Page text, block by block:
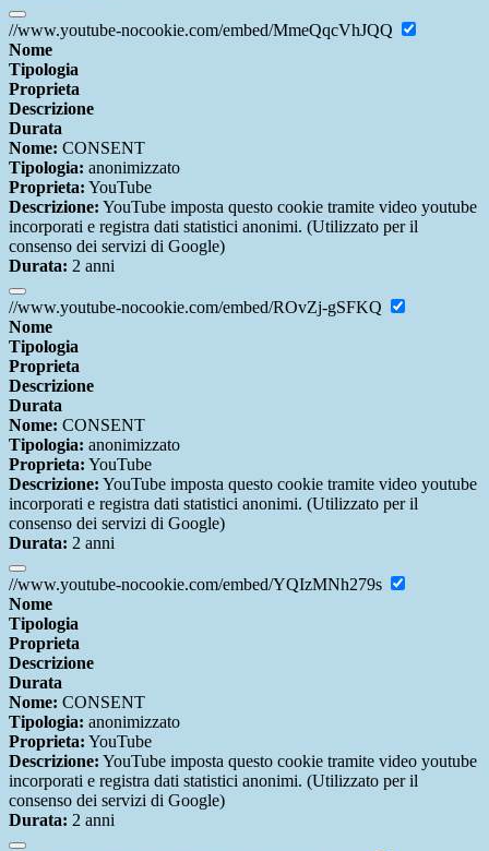
//www.youtube-nocookie.com/embed/MmeQqcVhJQQ
Nome
Tipologia
Proprieta
Descrizione
Durata
Nome: CONSENT
Tipologia: anonimizzato
Proprieta: YouTube
Descrizione: YouTube imposta questo cookie tramite video youtube
incorporati e registra dati statistici anonimi. (Utilizzato per il
consenso dei servizi di Google)
Durata: 2 anni
//www.youtube-nocookie.com/embed/ROvZj-gSFKQ
Nome
Tipologia
Proprieta
Descrizione
Durata
Nome: CONSENT
Tipologia: anonimizzato
Proprieta: YouTube
Descrizione: YouTube imposta questo cookie tramite video youtube
incorporati e registra dati statistici anonimi. (Utilizzato per il
consenso dei servizi di Google)
Durata: 2 anni
//www.youtube-nocookie.com/embed/YQIzMNh279s
Nome
Tipologia
Proprieta
Descrizione
Durata
Nome: CONSENT
Tipologia: anonimizzato
Proprieta: YouTube
Descrizione: YouTube imposta questo cookie tramite video youtube
incorporati e registra dati statistici anonimi. (Utilizzato per il
consenso dei servizi di Google)
Durata: 2 anni